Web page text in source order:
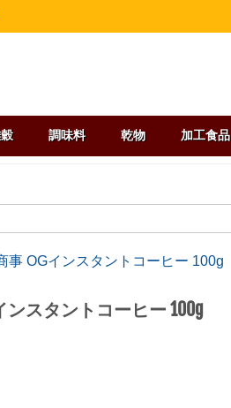
調味料 乾物 加工食品
事 OGインスタントコーヒー 100g
ンスタントコーヒー 100g